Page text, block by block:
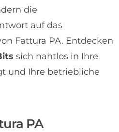
die
auf das
Fattura PA. Entdecken
sich nahtlos in Ihre
und Ihre betriebliche
PA